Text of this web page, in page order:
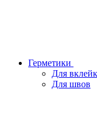
Герметики
Для
Для швов